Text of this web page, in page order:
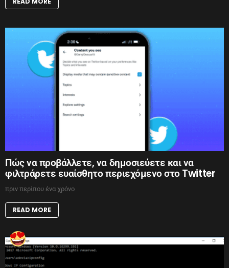
Πώς να προβάλλετε, να δημοσιεύετε και να
φιλτράρετε ευαίσθητο περιεχόμενο στο Twitter
πριν περίπου ένα χρόνο
READ MORE